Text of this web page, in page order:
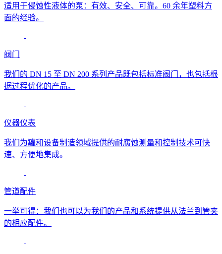
适用于侵蚀性液体的泵：有效、安全、可靠。60 余年塑料方
面的经验。
阀门
我们的 DN 15 至 DN 200 系列产品既包括标准阀门，也包括根
据过程优化的产品。
仪器仪表
我们为罐和设备制造领域提供的耐腐蚀测量和控制技术可快
速、方便地集成。
管道配件
一举可得：我们也可以为我们的产品和系统提供从法兰到管夹
的相应配件。